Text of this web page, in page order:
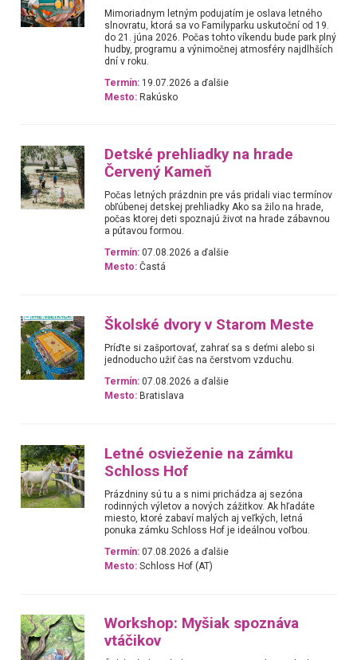
Mimoriadnym letným podujatím je oslava letného
slnovratu, ktorá sa vo Familyparku uskutoční od 19.
do 21. júna 2026. Počas tohto víkendu bude park plný
hudby, programu a výnimočnej atmosféry najdlhších
dní v roku.
Termín: 19.07.2026 a ďalšie
Mesto: Rakúsko
Detské prehliadky na hrade
Červený Kameň
Počas letných prázdnin pre vás pridali viac termínov
obľúbenej detskej prehliadky Ako sa žilo na hrade,
počas ktorej deti spoznajú život na hrade zábavnou
a pútavou formou.
Termín: 07.08.2026 a ďalšie
Mesto: Častá
Školské dvory v Starom Meste
Príďte si zašportovať, zahrať sa s deťmi alebo si
jednoducho užiť čas na čerstvom vzduchu.
Termín: 07.08.2026 a ďalšie
Mesto: Bratislava
Letné osvieženie na zámku
Schloss Hof
Prázdniny sú tu a s nimi prichádza aj sezóna
rodinných výletov a nových zážitkov. Ak hľadáte
miesto, ktoré zabaví malých aj veľkých, letná
ponuka zámku Schloss Hof je ideálnou voľbou.
Termín: 07.08.2026 a ďalšie
Mesto: Schloss Hof (AT)
Workshop: Myšiak spoznáva
vtáčikov